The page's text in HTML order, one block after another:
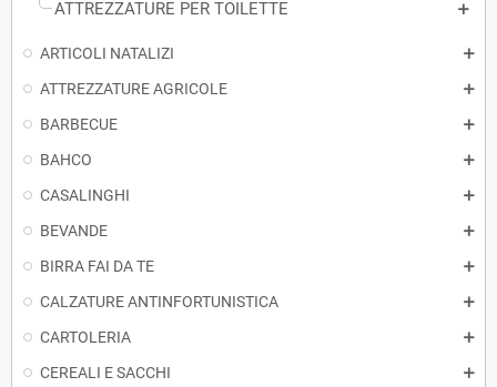
ATTREZZATURE PER TOILETTE
ARTICOLI NATALIZI
ATTREZZATURE AGRICOLE
BARBECUE
BAHCO
CASALINGHI
BEVANDE
BIRRA FAI DA TE
CALZATURE ANTINFORTUNISTICA
CARTOLERIA
CEREALI E SACCHI